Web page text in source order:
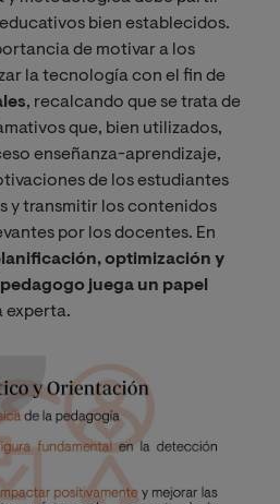
bien establecidos.
de motivar a los
la tecnología con el fin de
, recalcando que se trata de
que, bien utilizados,
enseñanza-aprendizaje,
de los estudiantes
y transmitir los contenidos
por los docentes. En
optimización y
pedagogo juega un papel
experta.
Image